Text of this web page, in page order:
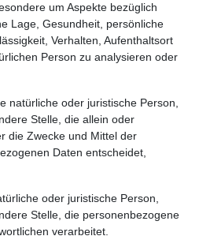
um Aspekte bezüglich
Lage, Gesundheit, persönliche
Verhalten, Aufenthaltsort
Person zu analysieren oder
natürliche oder juristische Person,
Stelle, die allein oder
die Zwecke und Mittel der
Daten entscheidet,
oder juristische Person,
Stelle, die personenbezogene
verarbeitet.